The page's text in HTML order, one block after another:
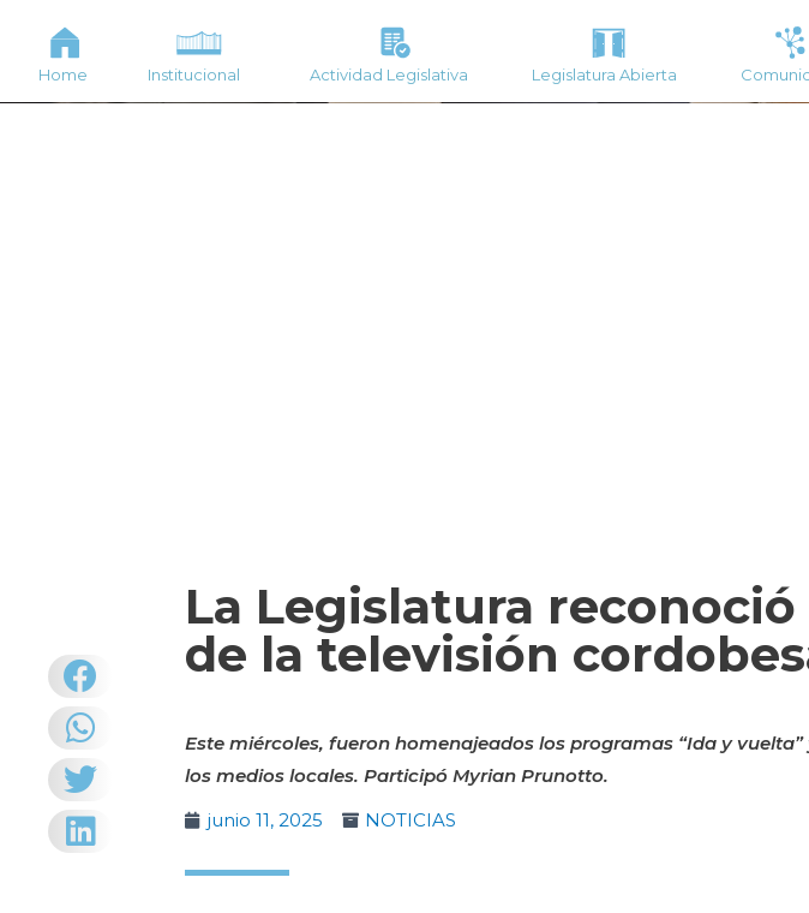
Home Institucional Actividad Legislativa Legislatura Abierta
La Legislatura reconoció
de la televisión
Este miércoles, fueron homenajeados los programas “Ida y
los medios locales. Participó Myrian Prunotto.
junio 11, 2025
NOTICIAS